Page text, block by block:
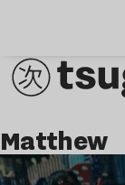
Indie
matthew